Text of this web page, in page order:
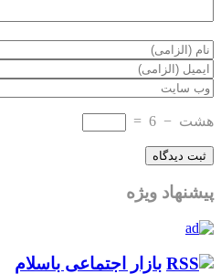
هشت −
6
=
پیشنهاد ویژه
بازار اجتماعی باسلام